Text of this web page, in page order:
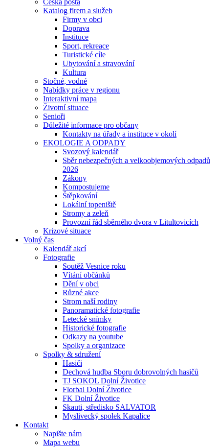
Česká pošta
Katalog firem a služeb
Firmy v obci
Doprava
Instituce
Sport, rekreace
Turistické cíle
Ubytování a stravování
Kultura
Stočné, vodné
Nabídky práce v regionu
Interaktivní mapa
Životní situace
Senioři
Důležité informace pro občany
Kontakty na úřady a instituce v okolí
EKOLOGIE A ODPADY
Svozový kalendář
Sběr nebezpečných a velkoobjemových odpadů
2026
Zákony
Kompostujeme
Štěpkování
Lokální topeniště
Stromy a zeleň
Provozní řád sběrného dvora v Litultovicích
Krizové situace
Volný čas
Kalendář akcí
Fotografie
Soutěž Vesnice roku
Vítání občánků
Dění v obci
Různé akce
Strom naší rodiny
Panoramatické fotografie
Letecké snímky
Historické fotografie
Odkazy na youtube
Spolky a organizace
Spolky & sdružení
Hasiči
Dechová hudba Sboru dobrovolných hasičů
TJ SOKOL Dolní Životice
Florbal Dolní Životice
FK Dolní Životice
Skauti, středisko SALVATOR
Myslivecký spolek Kapalice
Kontakt
Napište nám
Mapa webu